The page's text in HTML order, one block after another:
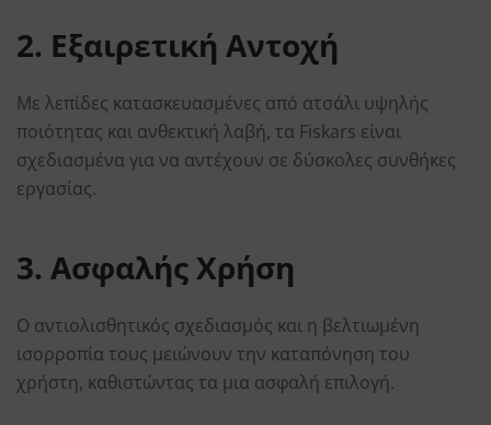
2. Εξαιρετική Αντοχή
Με λεπίδες κατασκευασμένες από ατσάλι υψηλής
ποιότητας και ανθεκτική λαβή, τα Fiskars είναι
σχεδιασμένα για να αντέχουν σε δύσκολες συνθήκες
εργασίας.
3. Ασφαλής Χρήση
Ο αντιολισθητικός σχεδιασμός και η βελτιωμένη
ισορροπία τους μειώνουν την καταπόνηση του
χρήστη, καθιστώντας τα μια ασφαλή επιλογή.